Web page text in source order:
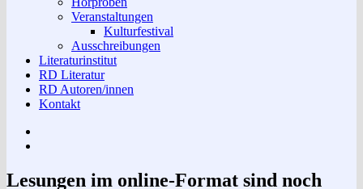
Veranstaltungen
Kulturfestival
Ausschreibungen
Literaturinstitut
RD Literatur
RD Autoren/innen
Kontakt
Lesungen im online-Format sind noch